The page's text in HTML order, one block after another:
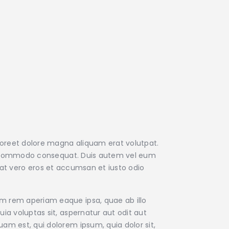
dolore magna aliquam erat volutpat.
consequat. Duis autem vel eum
vero eros et accumsan et iusto odio
rem aperiam eaque ipsa, quae ab illo
voluptas sit, aspernatur aut odit aut
est, qui dolorem ipsum, quia dolor sit,